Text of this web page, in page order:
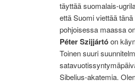
täyttää suomalais-
että Suomi viettää
pohjoisessa maassa
Péter Szijjártóon
Toinen suuri
Sibelius-akatemia.